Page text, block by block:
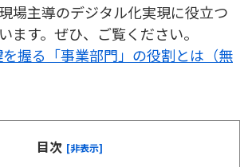
場主導のデジタル化実現に役立つ
ます。ぜひ、ご覧ください。
を握る「事業部門」の役割とは（無
目次 [非表示]